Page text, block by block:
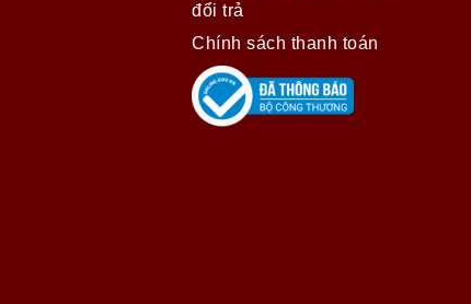
đổi trả
Chính sách thanh toán